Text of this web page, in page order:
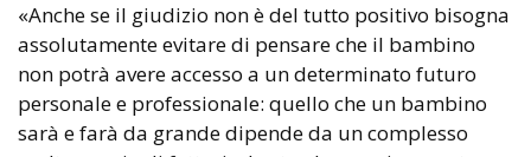
«Anche se il giudizio non è del tutto positivo bisogna
assolutamente evitare di pensare che il bambino
non potrà avere accesso a un determinato futuro
personale e professionale: quello che un bambino
sarà e farà da grande dipende da un complesso